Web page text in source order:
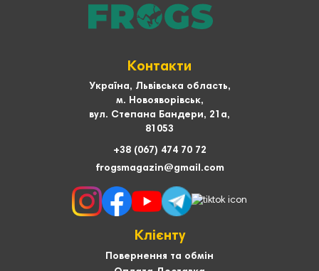
Контакти
Україна, Львівська область,
м. Новояворівськ,
вул. Степана Бандери, 21а,
81053
+38 (067) 474 70 72
frogsmagazin@gmail.com
Клієнту
Повернення та обмін